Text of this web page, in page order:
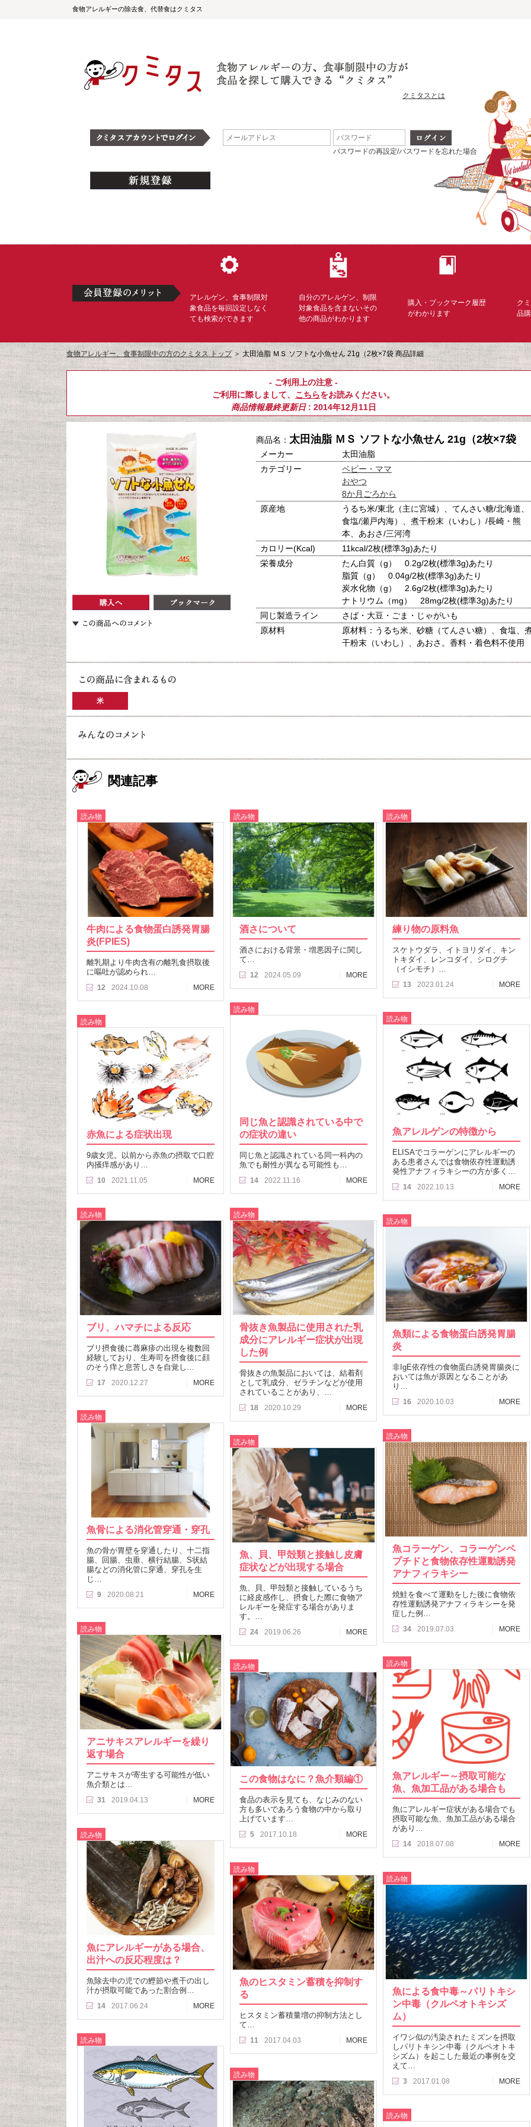
食物アレルギーの除去食、代替食はクミタス
クミタスとは
パスワードの再設定/パスワードを忘れた場合
アレルゲン、食事制限対
象食品を毎回設定しなく
ても検索ができます
自分のアレルゲン、制限
対象食品を含まないその
他の商品がわかります
購入・ブックマーク履歴
がわかります
ク
品
食物アレルギー、食事制限中の方のクミタス トップ＞太田油脂 ＭＳ ソフトな小魚せん 21g（2枚×7袋 商品詳細
- ご利用上の注意 -
ご利用に際しまして、 こちらをお読みください。
商品情報最終更新日: 2014年12月11日
商品名： 太田油脂 ＭＳ ソフトな小魚せん 21g（2枚×7袋
メーカー
太田油脂
カテゴリー
ベビー・ママ
おやつ
8か月ごろから
原産地
うるち米/東北（主に宮城）、てんさい糖/北海道、
食塩/瀬戸内海）、煮干粉末（いわし）/長崎・熊
本、あおさ/三河湾
カロリー(Kcal)
11kcal/2枚(標準3g)あたり
栄養成分
たん白質（g） 0.2g/2枚(標準3g)あたり
脂質（g） 0.04g/2枚(標準3g)あたり
炭水化物（g） 2.6g/2枚(標準3g)あたり
ナトリウム（mg） 28mg/2枚(標準3g)あたり
同じ製造ライン
さば・大豆・ごま・じゃがいも
原材料
原材料：うるち米、砂糖（てんさい糖）、食塩、
干粉末（いわし）、あおさ。香料・着色料不使用
米
関連記事
読み物
牛肉による食物蛋白誘発胃腸
炎(FPIES)
離乳期より牛肉含有の離乳食摂取後
に嘔吐が認められ…
12 2024.10.08 MORE
読み物
酒さについて
酒さにおける背景・増悪因子に関し
て…
12 2024.05.09 MORE
読み物
練り物の原料魚
スケトウダラ、イトヨリダイ、キン
トキダイ、レンコダイ、シログチ
（イシモチ）…
13 2023.01.24 MORE
読み物
同じ魚と認識されている中で
の症状の違い
同じ魚と認識されている同一科内の
魚でも耐性が異なる可能性も…
14 2022.11.16 MORE
読み物
魚アレルゲンの特徴から
ELISAでコラーゲンにアレルギーの
ある患者さんでは食物依存性運動誘
発性アナフィラキシーの方が多く…
14 2022.10.13 MORE
読み物
赤魚による症状出現
9歳女児。以前から赤魚の摂取で口腔
内掻痒感があり…
10 2021.11.05 MORE
読み物
ブリ、ハマチによる反応
ブリ摂食後に蕁麻疹の出現を複数回
経験しており、生寿司を摂食後に顔
のそう痒と息苦しさを自覚し…
17 2020.12.27 MORE
読み物
骨抜き魚製品に使用された乳
成分にアレルギー症状が出現
した例
骨抜きの魚製品においては、結着剤
として乳成分、ゼラチンなどが使用
されていることがあり、…
18 2020.10.29 MORE
読み物
魚類による食物蛋白誘発胃腸
炎
非IgE依存性の食物蛋白誘発胃腸炎に
おいては魚が原因となることがあ
り…
16 2020.10.03
MORE
読み物
魚骨による消化管穿通・穿孔
魚の骨が胃壁を穿通したり、十二指
腸、回腸、虫垂、横行結腸、S状結
腸などの消化管に穿通、穿孔を生
じ…
9 2020.08.21 MORE
読み物
魚コラーゲン、コラーゲンペ
プチドと食物依存性運動誘発
アナフィラキシー
焼鮭を食べて運動をした後に食物依
存性運動誘発アナフィラキシーを発
症した例…
34 2019.07.03 MORE
読み物
魚、貝、甲殻類と接触し皮膚
症状などが出現する場合
魚、貝、甲殻類と接触しているうち
に経皮感作し、摂食した際に食物ア
レルギーを発症する場合がありま
す。…
24 2019.06.26 MORE
読み物
アニサキスアレルギーを繰り
返す場合
アニサキスが寄生する可能性が低い
魚介類とは…
31 2019.04.13 MORE
読み物
魚アレルギー～摂取可能な
魚、魚加工品がある場合も
魚にアレルギー症状がある場合でも
摂取可能な魚、魚加工品がある場合
があり…
14 2018.07.08 MORE
読み物
この食物はなに？魚介類編①
食品の表示を見ても、なじみのない
方も多いであろう食物の中から取り
上げています…
5 2017.10.18 MORE
読み物
魚にアレルギーがある場合、
出汁への反応程度は？
魚除去中の児での鰹節や煮干の出し
汁が摂取可能であった割合例…
14 2017.06.24 MORE
読み物
魚のヒスタミン蓄積を抑制す
る
ヒスタミン蓄積量増の抑制方法とし
て…
11 2017.04.03 MORE
読み物
魚による食中毒～パリトキシ
ン中毒（クルペオトキシズ
ム）
イワシ似の汚染されたミズンを摂取
しパリトキシン中毒（クルペオトキ
シズム）を起こした最近の事例を交
えて…
3 2017.01.08 MORE
読み物
読み物
読み物